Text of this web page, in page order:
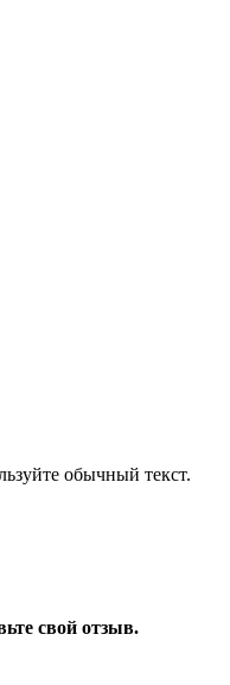
обычный текст.
свой отзыв.